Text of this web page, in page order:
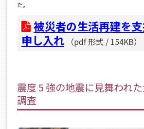
た。
被災者の生活再建を
申し入れ （pdf 形式 / 154KB）
震度 5 強の地震に見舞われ
調査